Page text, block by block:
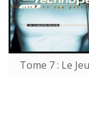
Tome 7 : Le